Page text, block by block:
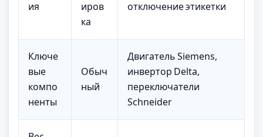
ия
иров
ка
отключение этикетки
Ключе
вые
компо
ненты
Обыч
ный
Двигатель Siemens,
инвертор Delta,
переключатели
Schneider